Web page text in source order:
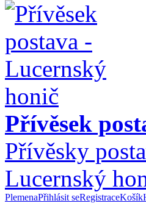
Přívěsek
Přívěsky
Lucernský
PlemenaPřihlásit seRegistraceKošík